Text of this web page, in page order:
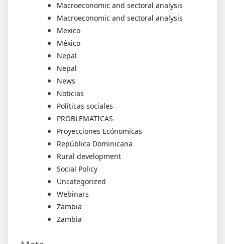
Macroeconomic and sectoral analysis
Macroeconomic and sectoral analysis
Mexico
México
Nepal
Nepal
News
Noticias
Políticas sociales
PROBLEMATICAS
Proyecciones Ecónomicas
República Dominicana
Rural development
Social Policy
Uncategorized
Webinars
Zambia
Zambia